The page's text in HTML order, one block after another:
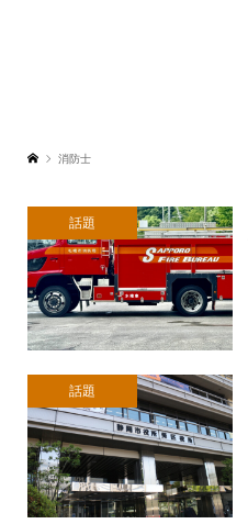
消防士
話題
話題